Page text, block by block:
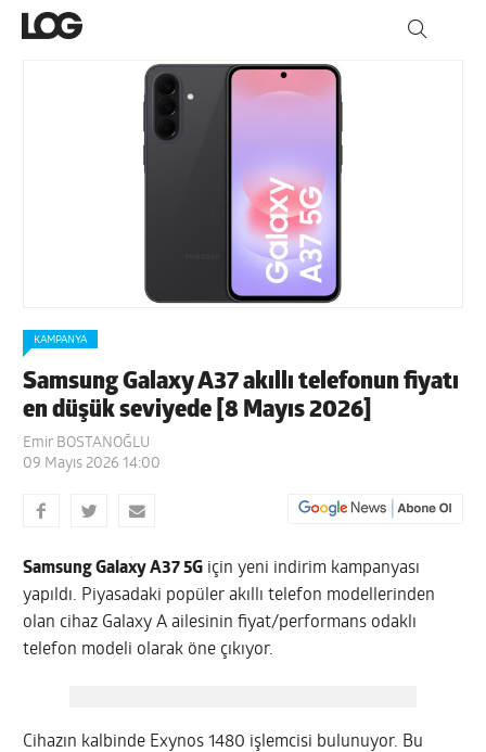
KAMPANYA
Samsung Galaxy A37 akıllı telefonun fiyatı
en düşük seviyede [8 Mayıs 2026]
Emir BOSTANOĞLU
09 Mayıs 2026 14:00
Samsung Galaxy A37 5G için yeni indirim kampanyası
yapıldı. Piyasadaki popüler akıllı telefon modellerinden
olan cihaz Galaxy A ailesinin fiyat/performans odaklı
telefon modeli olarak öne çıkıyor.
Cihazın kalbinde Exynos 1480 işlemcisi bulunuyor. Bu